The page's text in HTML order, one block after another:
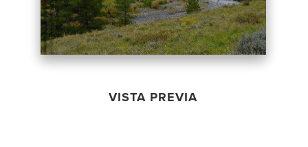
VISTA PREVIA